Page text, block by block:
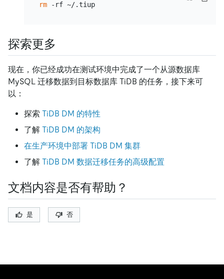
rm -rf ~/.tiup
探索更多
现在，你已经成功在测试环境中完成了一个从源数据库
MySQL 迁移数据到目标数据库 TiDB 的任务，接下来可
以：
探索 TiDB DM 的特性
了解 TiDB DM 的架构
在生产环境中部署 TiDB DM 集群
了解 TiDB DM 数据迁移任务的高级配置
文档内容是否有帮助？
是 否